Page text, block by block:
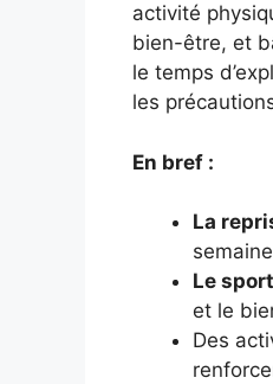
activité
bien-être, et
le temps
les
En bref :
La
Le
et le
Des